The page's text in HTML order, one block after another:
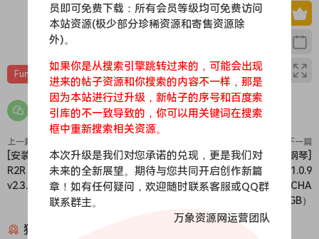
0 0
Funk Soul 素材 采样
上一篇
[安装R2R版 网络断网工具] TEAM
R2R Network Block Runtime
v2.3.0-R2R [WiN]（1.3MB)
下一篇
[意大利顶尖采样建模混合钢琴]
Dexibell T2L Piano v1.0.9
Patched Incl. Keygen-MOCHA
[WiN]（3.38GB）
猜你喜欢
员即可免费下载：所有会员等级均可免费访问
本站资源(极少部分珍稀资源和寄售资源除
外)。
如果你是从搜索引擎跳转过来的，可能会出现
进来的帖子资源和你搜索的内容不一样，那是
因为本站进行过升级，新帖子的序号和百度索
引库的不一致导致的，你可以用关键词在搜索
框中重新搜索相关资源。
本次升级是我们对您承诺的兑现，更是我们对
未来的全新展望。期待与您共同开启创作新篇
章！如有任何疑问，欢迎随时联系客服或QQ群
联系群主。
万象资源网运营团队